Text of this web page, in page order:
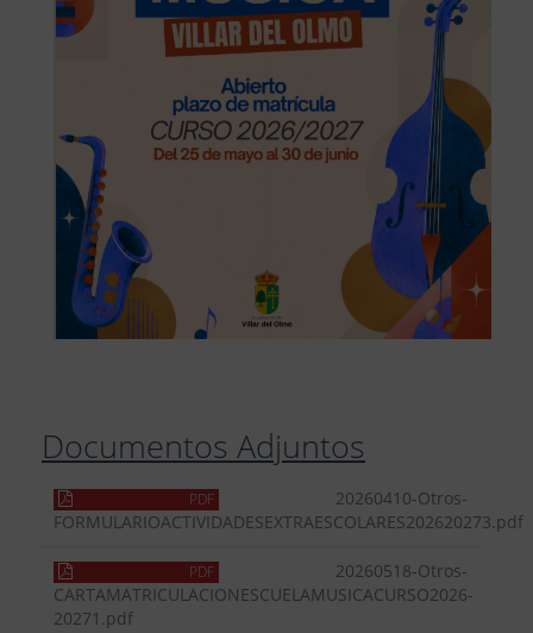
Documentos Adjuntos
PDF
20260410-Otros-
FORMULARIOACTIVIDADESEXTRAESCOLARES202620273.pdf
PDF
20260518-Otros-
CARTAMATRICULACIONESCUELAMUSICACURSO2026-
20271.pdf